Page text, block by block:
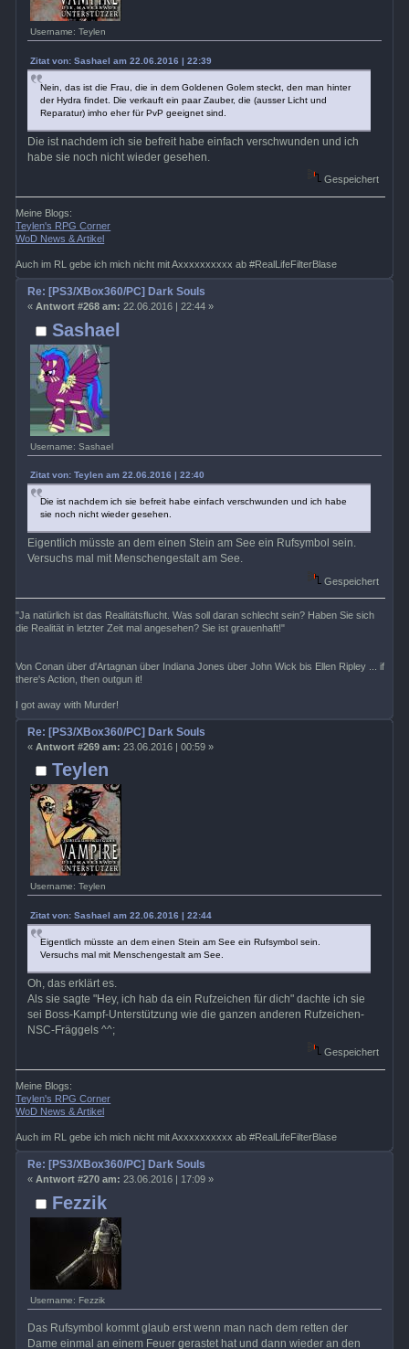
Username: Teylen
Zitat von: Sashael am 22.06.2016 | 22:39
Nein, das ist die Frau, die in dem Goldenen Golem steckt, den man hinter
der Hydra findet. Die verkauft ein paar Zauber, die (ausser Licht und
Reparatur) imho eher für PvP geeignet sind.
Die ist nachdem ich sie befreit habe einfach verschwunden und ich
habe sie noch nicht wieder gesehen.
Gespeichert
Meine Blogs:
Teylen's RPG Corner
WoD News & Artikel
Auch im RL gebe ich mich nicht mit Axxxxxxxxxx ab #RealLifeFilterBlase
Sashael
Username: Sashael
Re: [PS3/XBox360/PC] Dark Souls
« Antwort #268 am: 22.06.2016 | 22:44 »
Zitat von: Teylen am 22.06.2016 | 22:40
Die ist nachdem ich sie befreit habe einfach verschwunden und ich habe
sie noch nicht wieder gesehen.
Eigentlich müsste an dem einen Stein am See ein Rufsymbol sein.
Versuchs mal mit Menschengestalt am See.
Gespeichert
"Ja natürlich ist das Realitätsflucht. Was soll daran schlecht sein? Haben Sie sich
die Realität in letzter Zeit mal angesehen? Sie ist grauenhaft!"
Von Conan über d'Artagnan über Indiana Jones über John Wick bis Ellen Ripley ... if
there's Action, then outgun it!
I got away with Murder!
Teylen
Username: Teylen
Re: [PS3/XBox360/PC] Dark Souls
« Antwort #269 am: 23.06.2016 | 00:59 »
Zitat von: Sashael am 22.06.2016 | 22:44
Eigentlich müsste an dem einen Stein am See ein Rufsymbol sein.
Versuchs mal mit Menschengestalt am See.
Oh, das erklärt es.
Als sie sagte "Hey, ich hab da ein Rufzeichen für dich" dachte ich sie
sei Boss-Kampf-Unterstützung wie die ganzen anderen Rufzeichen-
NSC-Fräggels ^^;
Gespeichert
Meine Blogs:
Teylen's RPG Corner
WoD News & Artikel
Auch im RL gebe ich mich nicht mit Axxxxxxxxxx ab #RealLifeFilterBlase
Fezzik
Username: Fezzik
Re: [PS3/XBox360/PC] Dark Souls
« Antwort #270 am: 23.06.2016 | 17:09 »
Das Rufsymbol kommt glaub erst wenn man nach dem retten der
Dame einmal an einem Feuer gerastet hat und dann wieder an den